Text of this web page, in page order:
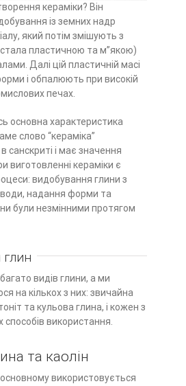
кераміки? Він
із земних надр
який потім змішують з
пластичною та м”якою)
Далі цій пластичній масі
і обпалюють при високій
печах.
основна характеристика
слово “кераміка”
санскриті і має значення
виготовленні кераміки є
видобування глини з
надання форми та
були незмінними протягом
багато видів глини, а ми
на кількох з них:звичайна
та кульова глина, і кожен з
способів використання.
та каолін
використовується